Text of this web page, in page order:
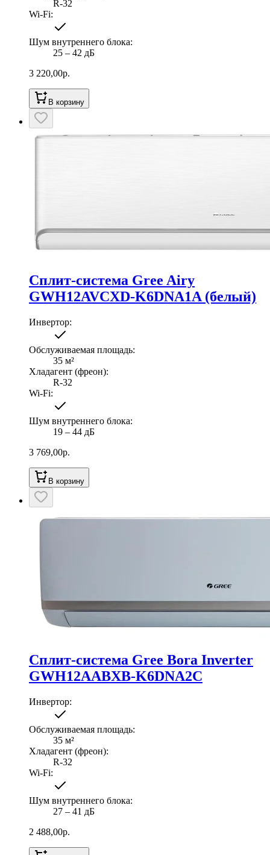
R-32
Wi-Fi:
Шум внутреннего блока:
25 ‒ 42 дБ
3 220,00р.
В корзину
Сплит-система Gree Airy
GWH12AVCXD-K6DNA1A (белый)
Инвертор:
Обслуживаемая площадь:
35 м²
Хладагент (фреон):
R-32
Wi-Fi:
Шум внутреннего блока:
19 ‒ 44 дБ
3 769,00р.
В корзину
Сплит-система Gree Bora Inverter
GWH12AABXB-K6DNA2C
Инвертор:
Обслуживаемая площадь:
35 м²
Хладагент (фреон):
R-32
Wi-Fi:
Шум внутреннего блока:
27 ‒ 41 дБ
2 488,00р.